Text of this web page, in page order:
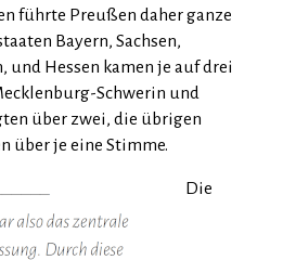
führte Preußen daher ganze
Bayern, Sachsen,
und Hessen kamen je auf drei
Schwerin und
über zwei, die übrigen
über je eine Stimme.
Die